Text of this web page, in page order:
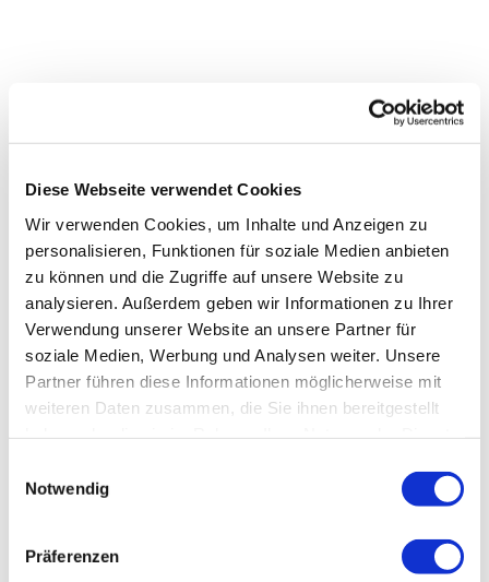
Diese Webseite verwendet Cookies
Wir verwenden Cookies, um Inhalte und Anzeigen zu
personalisieren, Funktionen für soziale Medien anbieten
zu können und die Zugriffe auf unsere Website zu
analysieren. Außerdem geben wir Informationen zu Ihrer
Verwendung unserer Website an unsere Partner für
soziale Medien, Werbung und Analysen weiter. Unsere
Partner führen diese Informationen möglicherweise mit
weiteren Daten zusammen, die Sie ihnen bereitgestellt
Notwendig
Präferenzen